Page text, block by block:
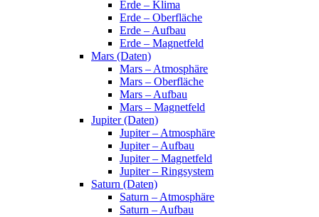
Erde – Klima
Erde – Oberfläche
Erde – Aufbau
Erde – Magnetfeld
Mars (Daten)
Mars – Atmosphäre
Mars – Oberfläche
Mars – Aufbau
Mars – Magnetfeld
Jupiter (Daten)
Jupiter – Atmosphäre
Jupiter – Aufbau
Jupiter – Magnetfeld
Jupiter – Ringsystem
Saturn (Daten)
Saturn – Atmosphäre
Saturn – Aufbau